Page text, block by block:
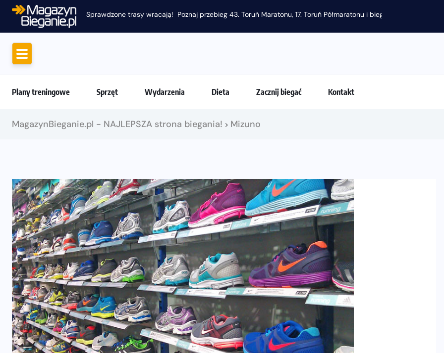
Sprawdzone trasy wracają! Poznaj przebieg 43. Toruń Maratonu, 17. Toruń Półmaratonu i biegu na 5 km
Plany treningowe Sprzęt Wydarzenia Dieta Zacznij biegać Kontakt
MagazynBieganie.pl - NAJLEPSZA strona biegania! > Mizuno